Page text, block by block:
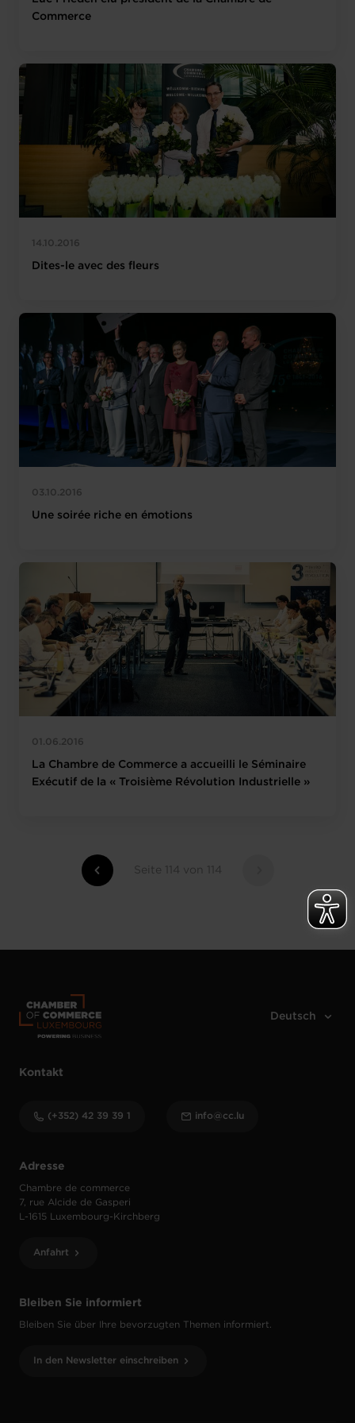
Commerce
14.10.2016
Dites-le avec des fleurs
03.10.2016
Une soirée riche en émotions
01.06.2016
La Chambre de Commerce a accueilli le Séminaire
Exécutif de la « Troisième Révolution Industrielle »
Seite 114 von 114
Bleiben Sie informiert
Bleiben Sie über Ihre bevorzugten Themen informiert.
In den Newsletter einschreiben
Adresse
Chambre de commerce
7, rue Alcide de Gasperi
L-1615 Luxembourg-Kirchberg
Anfahrt
Kontakt
(+352) 42 39 39 1 info@cc.lu